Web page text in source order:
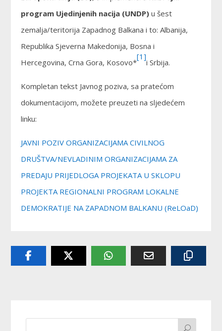
program Ujedinjenih nacija (UNDP) u šest
zemalja/teritorija Zapadnog Balkana i to: Albanija,
Republika Sjeverna Makedonija, Bosna i
Hercegovina, Crna Gora, Kosovo*
[1]
i Srbija.
Kompletan tekst Javnog poziva, sa pratećom
dokumentacijom, možete preuzeti na sljedećem
linku:
JAVNI POZIV ORGANIZACIJAMA CIVILNOG
DRUŠTVA/NEVLADINIM ORGANIZACIJAMA ZA
PREDAJU PRIJEDLOGA PROJEKATA U SKLOPU
PROJEKTA REGIONALNI PROGRAM LOKALNE
DEMOKRATIJE NA ZAPADNOM BALKANU (ReLOaD)